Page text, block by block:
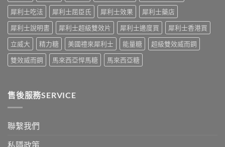
開〉
中
術
要
打
折
讀〉
犀利士吃法
犀利士屈臣氏 犀利士效果
犀利士藥店
犀利士說明書
犀利士超級雙效片 犀利士邊度買
犀利士香港買
立威大
精力糖 美國禮來犀利士 能量糖
超級雙效威而鋼
雙效威而鋼
馬來西亞悍馬糖 馬來西亞糖
售後服務SERVICE
聯繫我們
私隱政策